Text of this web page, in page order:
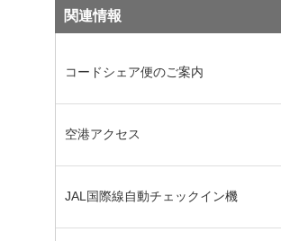
関連情報
コードシェア便のご案内
空港アクセス
JAL国際線自動チェックイン機